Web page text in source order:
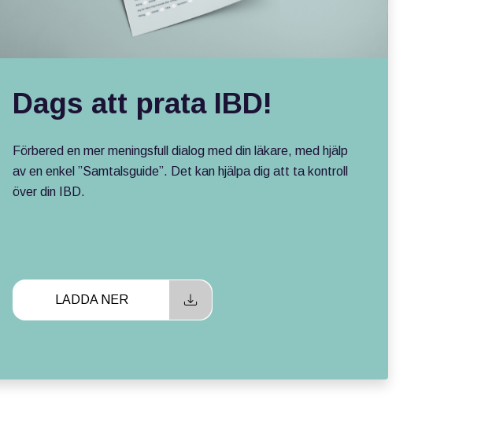
Dags att prata IBD!
Förbered en mer meningsfull dialog med din läkare, med hjälp
av en enkel ”Samtalsguide”. Det kan hjälpa dig att ta kontroll
över din IBD.
LADDA NER